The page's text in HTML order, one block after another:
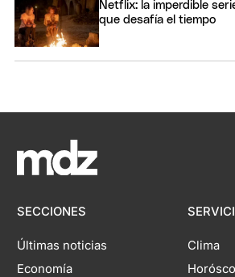
Netflix: la imperdible
que desafía el tiempo
SECCIONES
Últimas noticias
Economía
Clima